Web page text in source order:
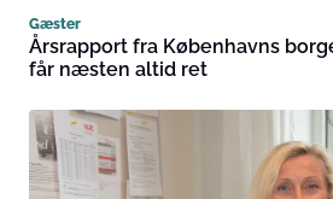
Gæster
Årsrapport fra Københavns
får næsten altid ret